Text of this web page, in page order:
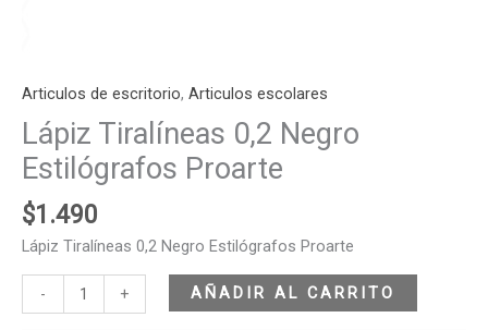
Articulos de escritorio, Articulos escolares
Lápiz Tiralíneas 0,2 Negro
Estilógrafos Proarte
$1.490
Lápiz Tiralíneas 0,2 Negro Estilógrafos Proarte
- + AÑADIR AL CARRITO